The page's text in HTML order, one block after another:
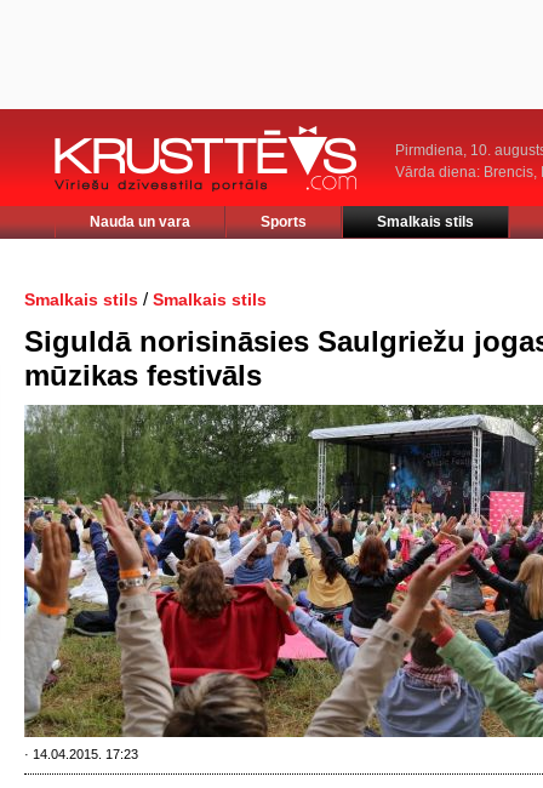
Pirmdiena, 10.
Vārda diena: Brencis,
Nauda un vara Sports Smalkais stils
Smalkais stils / Smalkais stils
Siguldā norisināsies Saulgriežu
mūzikas festivāls
· 14.04.2015. 17:23